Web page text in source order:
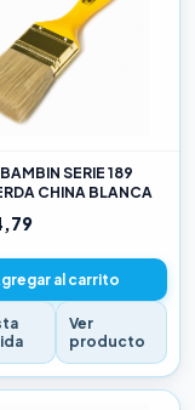
SERIE 189
CHINA BLANCA
al carrito
Ver
producto